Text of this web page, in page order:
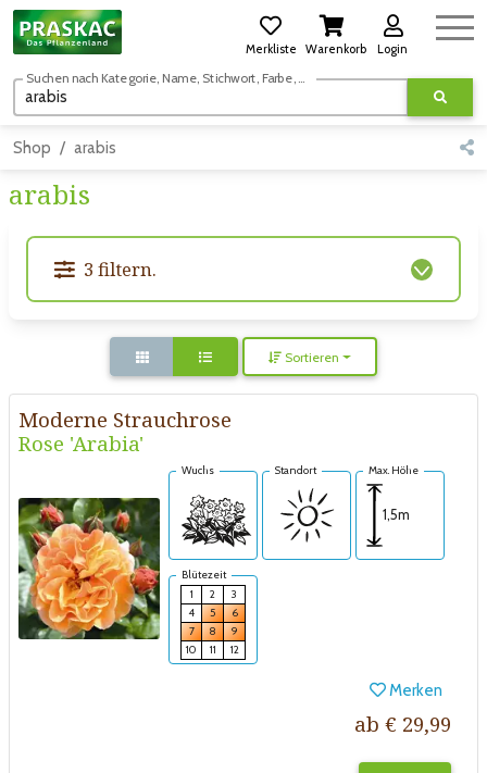
Merkliste Warenkorb Login
Suchen nach Kategorie, Name, Stichwort, Farbe, usw.
Shop arabis
arabis
3 filtern.
Sortieren
Moderne Strauchrose
Rose 'Arabia'
Wuchs Standort Max. Höhe
1,5m
Blütezeit
1
2
3
4
5
6
7
8
9
10
11 12
Merken
ab € 29,99